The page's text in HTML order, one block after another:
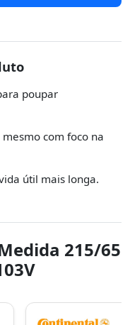
poupar
com foco na
útil mais longa.
215/65